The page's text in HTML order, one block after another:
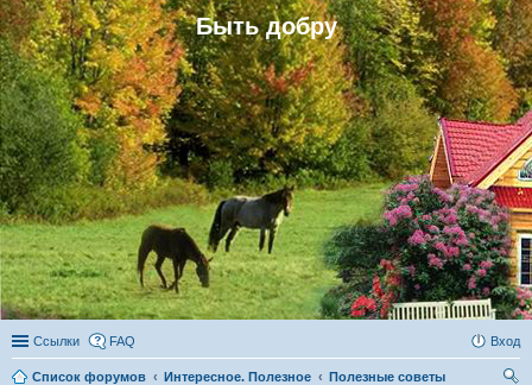
Быть добру
Ссылки FAQ Вход
Список форумов Интересное. Полезное
Полезные советы